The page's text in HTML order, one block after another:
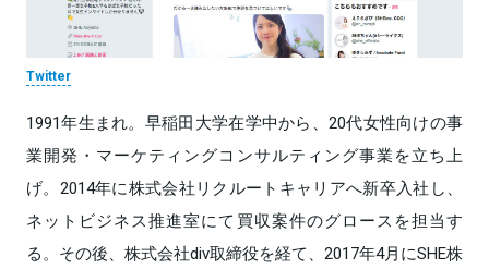
Twitter
1991年生まれ。早稲田大学在学中から、20代女性向けの事
業開発・マーケティングコンサルティング事業を立ち上
げ。2014年に株式会社リクルートキャリアへ新卒入社し、
ネットビジネス推進室にて買収案件のグロースを担当す
る。その後、株式会社div取締役を経て、2017年4月にSHE株